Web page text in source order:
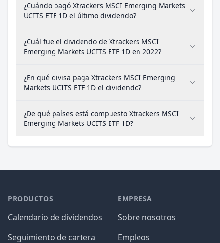
¿Cuándo pagó Xtrackers MSCI Emerging Markets
UCITS ETF 1D el último dividendo?
¿Cuál fue el dividendo de Xtrackers MSCI
Emerging Markets UCITS ETF 1D en 2022?
¿En qué divisa paga Xtrackers MSCI Emerging
Markets UCITS ETF 1D el dividendo?
¿De qué países está compuesto Xtrackers MSCI
Emerging Markets UCITS ETF 1D?
PRODUCTOS
Calendario de dividendos
Seguimiento de cartera
EMPRESA
Sobre nosotros
Empleos